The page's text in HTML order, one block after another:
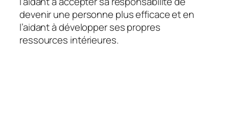
devenir une personne plus efficace et en
l’aidant à développer ses propres
ressources intérieures.